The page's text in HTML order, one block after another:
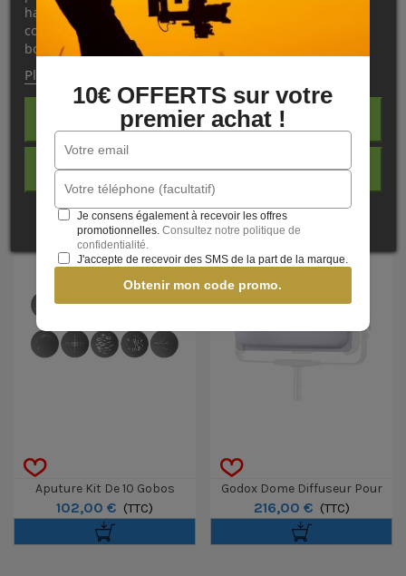
Des petits volets en supplémentprotègent
de lumière entre la tête de lampe et les parois.
Caractéristiques
NOS PRODUITS
COMPLÉMENTAIRES
Aputure Kit De 10 Gobos
Format A Pour Spotlight Max
102,00 € (TTC)
Godox Dome Diffuseur Pour
Panneau P1200R Hard Pro -
Premium Material
216,00 € (TTC)
habitudes de navigation. Pour donner votre
consentement à son utilisation, appuyez sur le
bouton Accepter.
Plus d'informations
REJETER TOUT
J'ACCEPTE
10€ OFFERTS sur votre
premier achat !
Je consens également à recevoir les offres
promotionnelles. Consultez notre politique de
confidentialité.
J'accepte de recevoir des SMS de la part de la marque.
Obtenir mon code promo.